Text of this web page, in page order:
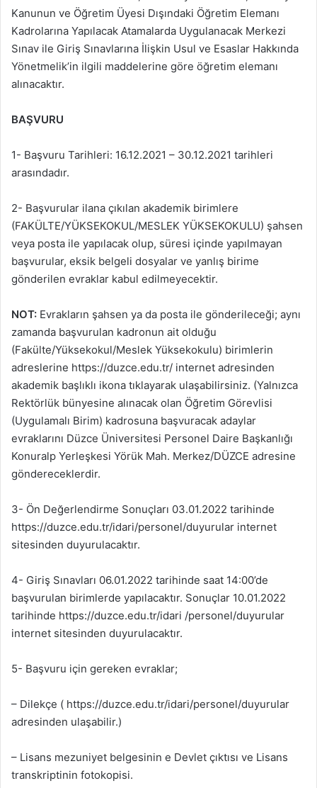
Kanunun ve Öğretim Üyesi Dışındaki Öğretim Elemanı
Kadrolarına Yapılacak Atamalarda Uygulanacak Merkezi
Sınav ile Giriş Sınavlarına İlişkin Usul ve Esaslar Hakkında
Yönetmelik’in ilgili maddelerine göre öğretim elemanı
alınacaktır.
BAŞVURU
1- Başvuru Tarihleri: 16.12.2021 – 30.12.2021 tarihleri
arasındadır.
2- Başvurular ilana çıkılan akademik birimlere
(FAKÜLTE/YÜKSEKOKUL/MESLEK YÜKSEKOKULU) şahsen
veya posta ile yapılacak olup, süresi içinde yapılmayan
başvurular, eksik belgeli dosyalar ve yanlış birime
gönderilen evraklar kabul edilmeyecektir.
NOT: Evrakların şahsen ya da posta ile gönderileceği; aynı
zamanda başvurulan kadronun ait olduğu
(Fakülte/Yüksekokul/Meslek Yüksekokulu) birimlerin
adreslerine https://duzce.edu.tr/ internet adresinden
akademik başlıklı ikona tıklayarak ulaşabilirsiniz. (Yalnızca
Rektörlük bünyesine alınacak olan Öğretim Görevlisi
(Uygulamalı Birim) kadrosuna başvuracak adaylar
evraklarını Düzce Üniversitesi Personel Daire Başkanlığı
Konuralp Yerleşkesi Yörük Mah. Merkez/DÜZCE adresine
göndereceklerdir.
3- Ön Değerlendirme Sonuçları 03.01.2022 tarihinde
https://duzce.edu.tr/idari/personel/duyurular internet
sitesinden duyurulacaktır.
4- Giriş Sınavları 06.01.2022 tarihinde saat 14:00’de
başvurulan birimlerde yapılacaktır. Sonuçlar 10.01.2022
tarihinde https://duzce.edu.tr/idari /personel/duyurular
internet sitesinden duyurulacaktır.
5- Başvuru için gereken evraklar;
– Dilekçe ( https://duzce.edu.tr/idari/personel/duyurular
adresinden ulaşabilir.)
– Lisans mezuniyet belgesinin e Devlet çıktısı ve Lisans
transkriptinin fotokopisi.